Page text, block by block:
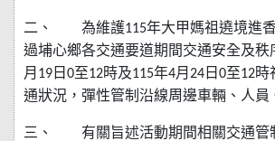
二、 為維護115年大甲媽祖遶境進
過埔心鄉各交通要道期間交通安全及秩
月 19 日 0至12時及115年4月 24 日 0至12時
通狀況，彈性管制沿線周邊車輛、人員
三、
有關旨述活動期間相關交通管